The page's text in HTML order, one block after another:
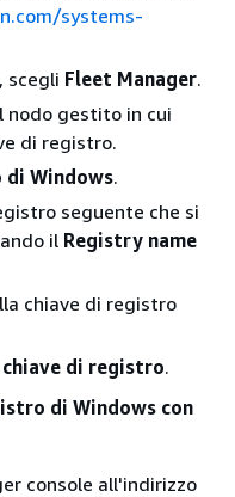
systems-
scegli Fleet Manager.
nodo gestito in cui
di registro.
Windows.
seguente che si
il Registry name
chiave di registro
di registro.
di Windows con
console all'indirizzo